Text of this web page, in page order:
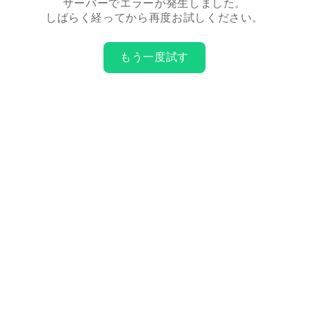
サーバーでエラーが発生しました。
しばらく経ってから再度お試しください。
もう一度試す